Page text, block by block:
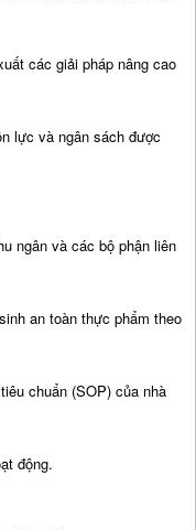
các giải pháp nâng cao
lực và ngân sách được
ngân và các bộ phận liên
an toàn thực phẩm theo
chuẩn (SOP) của nhà
động.